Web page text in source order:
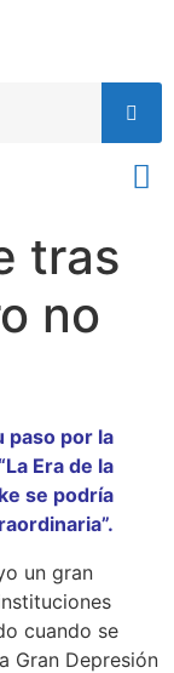
tras
no
paso por la
Era de la
se podría
un gran
cuando se
Gran Depresión